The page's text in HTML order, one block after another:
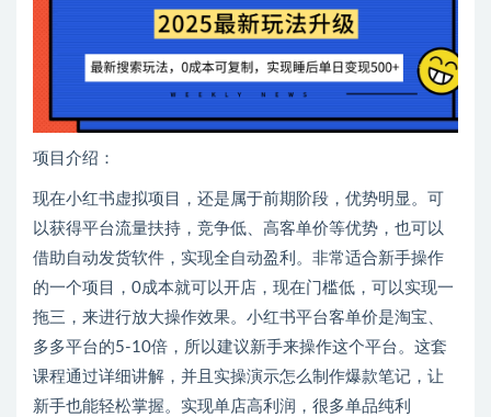
项目介绍：
现在小红书虚拟项目，还是属于前期阶段，优势明显。可
以获得平台流量扶持，竞争低、高客单价等优势，也可以
借助自动发货软件，实现全自动盈利。非常适合新手操作
的一个项目，0成本就可以开店，现在门槛低，可以实现一
拖三，来进行放大操作效果。小红书平台客单价是淘宝、
多多平台的5-10倍，所以建议新手来操作这个平台。这套
课程通过详细讲解，并且实操演示怎么制作爆款笔记，让
新手也能轻松掌握。实现单店高利润，很多单品纯利